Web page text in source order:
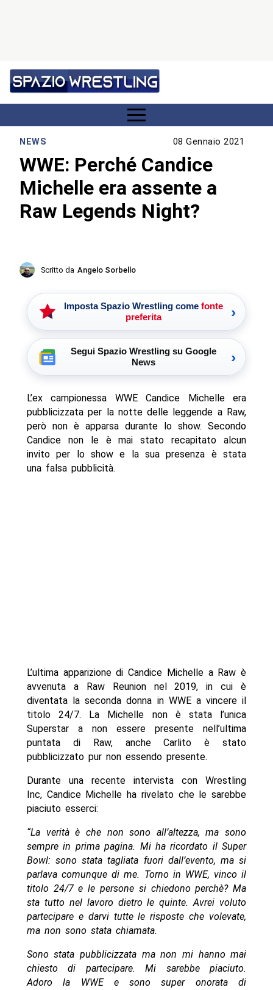
NEWS 08 Gennaio 2021
WWE: Perché Candice
Michelle era assente a
Raw Legends Night?
Scritto da Angelo Sorbello
Imposta Spazio Wrestling come fonte
preferita
›
Segui Spazio Wrestling su Google
News
›
L’ex campionessa WWE Candice Michelle era
pubblicizzata per la notte delle leggende a Raw,
però non è apparsa durante lo show. Secondo
Candice non le è mai stato recapitato alcun
invito per lo show e la sua presenza è stata
una falsa pubblicità.
L’ultima apparizione di Candice Michelle a Raw è
avvenuta a Raw Reunion nel 2019, in cui è
diventata la seconda donna in WWE a vincere il
titolo 24/7. La Michelle non è stata l’unica
Superstar a non essere presente nell’ultima
puntata di Raw, anche Carlito è stato
pubblicizzato pur non essendo presente.
Durante una recente intervista con Wrestling
Inc, Candice Michelle ha rivelato che le sarebbe
piaciuto esserci:
“La verità è che non sono all’altezza, ma sono
sempre in prima pagina. Mi ha ricordato il Super
Bowl: sono stata tagliata fuori dall’evento, ma si
parlava comunque di me. Torno in WWE, vinco il
titolo 24/7 e le persone si chiedono perchè? Ma
sta tutto nel lavoro dietro le quinte. Avrei voluto
partecipare e darvi tutte le risposte che volevate,
ma non sono stata chiamata.
Sono stata pubblicizzata ma non mi hanno mai
chiesto di partecipare. Mi sarebbe piaciuto.
Adoro la WWE e sono super onorata di